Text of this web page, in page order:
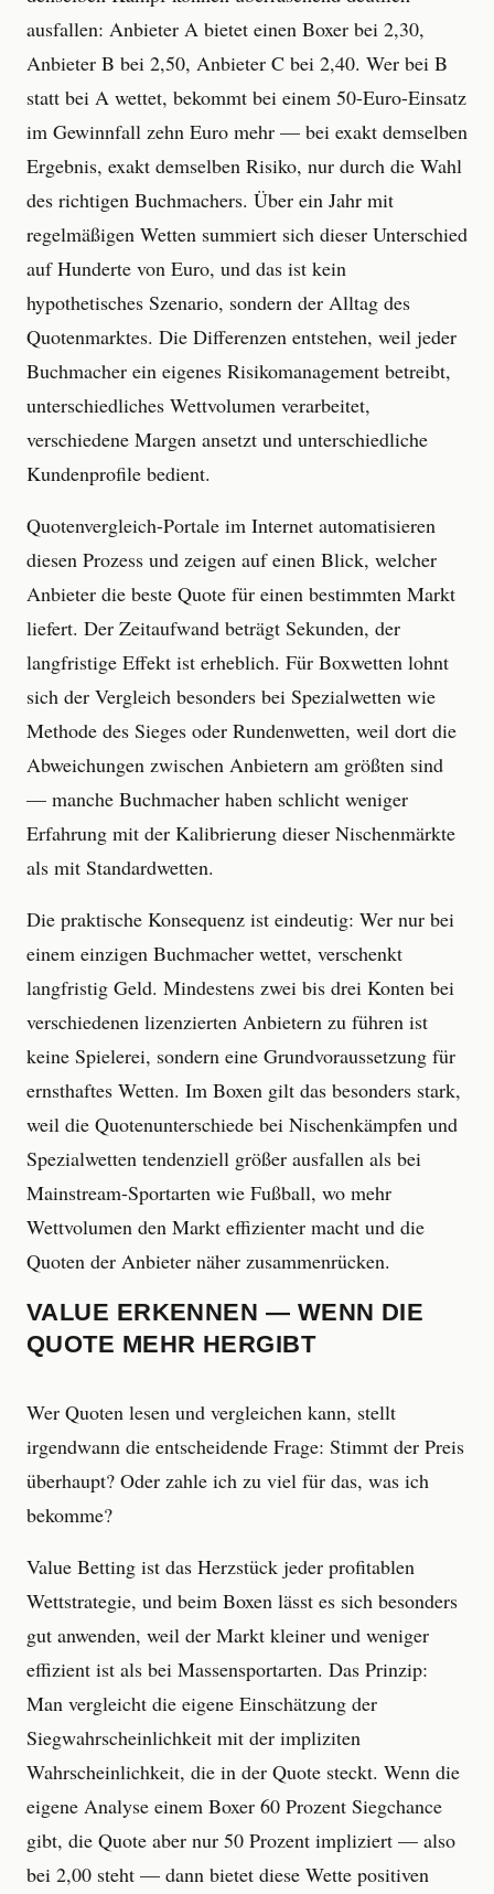
ausfallen: Anbieter A bietet einen Boxer bei 2,30,
Anbieter B bei 2,50, Anbieter C bei 2,40. Wer bei B
statt bei A wettet, bekommt bei einem 50-Euro-Einsatz
im Gewinnfall zehn Euro mehr — bei exakt demselben
Ergebnis, exakt demselben Risiko, nur durch die Wahl
des richtigen Buchmachers. Über ein Jahr mit
regelmäßigen Wetten summiert sich dieser Unterschied
auf Hunderte von Euro, und das ist kein
hypothetisches Szenario, sondern der Alltag des
Quotenmarktes. Die Differenzen entstehen, weil jeder
Buchmacher ein eigenes Risikomanagement betreibt,
unterschiedliches Wettvolumen verarbeitet,
verschiedene Margen ansetzt und unterschiedliche
Kundenprofile bedient.
Quotenvergleich-Portale im Internet automatisieren
diesen Prozess und zeigen auf einen Blick, welcher
Anbieter die beste Quote für einen bestimmten Markt
liefert. Der Zeitaufwand beträgt Sekunden, der
langfristige Effekt ist erheblich. Für Boxwetten lohnt
sich der Vergleich besonders bei Spezialwetten wie
Methode des Sieges oder Rundenwetten, weil dort die
Abweichungen zwischen Anbietern am größten sind
— manche Buchmacher haben schlicht weniger
Erfahrung mit der Kalibrierung dieser Nischenmärkte
als mit Standardwetten.
Die praktische Konsequenz ist eindeutig: Wer nur bei
einem einzigen Buchmacher wettet, verschenkt
langfristig Geld. Mindestens zwei bis drei Konten bei
verschiedenen lizenzierten Anbietern zu führen ist
keine Spielerei, sondern eine Grundvoraussetzung für
ernsthaftes Wetten. Im Boxen gilt das besonders stark,
weil die Quotenunterschiede bei Nischenkämpfen und
Spezialwetten tendenziell größer ausfallen als bei
Mainstream-Sportarten wie Fußball, wo mehr
Wettvolumen den Markt effizienter macht und die
Quoten der Anbieter näher zusammenrücken.
VALUE ERKENNEN — WENN DIE
QUOTE MEHR HERGIBT
Wer Quoten lesen und vergleichen kann, stellt
irgendwann die entscheidende Frage: Stimmt der Preis
überhaupt? Oder zahle ich zu viel für das, was ich
bekomme?
Value Betting ist das Herzstück jeder profitablen
Wettstrategie, und beim Boxen lässt es sich besonders
gut anwenden, weil der Markt kleiner und weniger
effizient ist als bei Massensportarten. Das Prinzip:
Man vergleicht die eigene Einschätzung der
Siegwahrscheinlichkeit mit der impliziten
Wahrscheinlichkeit, die in der Quote steckt. Wenn die
eigene Analyse einem Boxer 60 Prozent Siegchance
gibt, die Quote aber nur 50 Prozent impliziert — also
bei 2,00 steht — dann bietet diese Wette positiven